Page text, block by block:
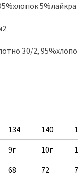
5%лайкра
30/2,
134 140
9г 10г
68 72